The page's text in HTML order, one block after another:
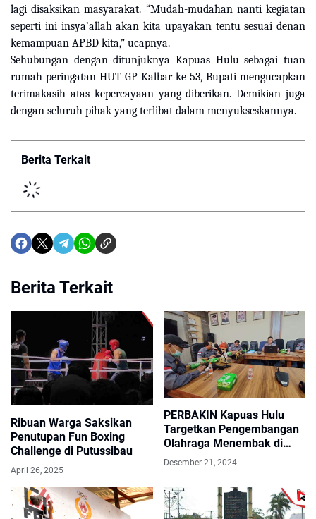
lagi disaksikan masyarakat. “Mudah-mudahan nanti kegiatan
seperti ini insya’allah akan kita upayakan tentu sesuai denan
kemampuan APBD kita,” ucapnya.
Sehubungan dengan ditunjuknya Kapuas Hulu sebagai tuan
rumah peringatan HUT GP Kalbar ke 53, Bupati mengucapkan
terimakasih atas kepercayaan yang diberikan. Demikian juga
dengan seluruh pihak yang terlibat dalam menyukseskannya.
Berita Terkait
Berita Terkait
Ribuan Warga Saksikan
Penutupan Fun Boxing
Challenge di Putussibau
April 26, 2025
PERBAKIN Kapuas Hulu
Targetkan Pengembangan
Olahraga Menembak di
Kalangan Pelajar
Desember 21, 2024